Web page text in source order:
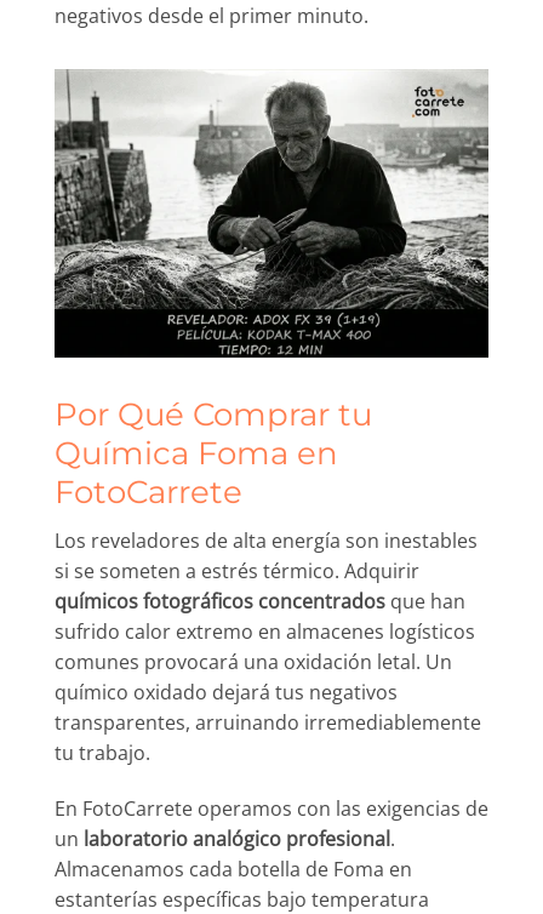
negativos desde el primer minuto.
Por Qué Comprar tu
Química Foma en
FotoCarrete
Los reveladores de alta energía son inestables
si se someten a estrés térmico. Adquirir
químicos fotográficos concentrados que han
sufrido calor extremo en almacenes logísticos
comunes provocará una oxidación letal. Un
químico oxidado dejará tus negativos
transparentes, arruinando irremediablemente
tu trabajo.
En FotoCarrete operamos con las exigencias de
un laboratorio analógico profesional.
Almacenamos cada botella de Foma en
estanterías específicas bajo temperatura